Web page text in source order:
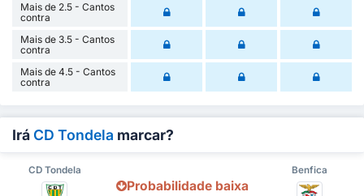
Mais de 2.5 - Cantos
contra
Mais de 3.5 - Cantos
contra
Mais de 4.5 - Cantos
contra
Irá CD Tondela marcar?
CD Tondela Benfica
Probabilidade baixa